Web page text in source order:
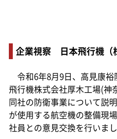
企業視察 日本飛行機（
令和6年8月9日、高見康
飛行機株式会社厚木工場(神
同社の防衛事業について説
が使用する航空機の整備現
社員との意見交換を行いまし